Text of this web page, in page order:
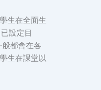
生在全面生
設定目
都會在各
生在課堂以